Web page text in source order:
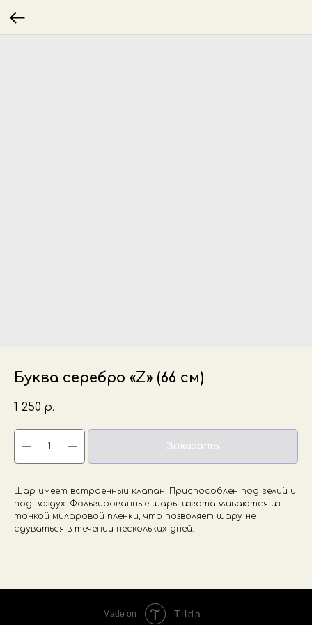
Буква серебро «Z» (66 см)
1 250 р.
Заказать
Шар имеет встроенный клапан. Приспособлен под гелий и
под воздух. Фольгированные шары изготавливаются из
тонкой миларовой пленки, что позволяет шару не
сдуваться в течении нескольких дней.
Made on Tilda